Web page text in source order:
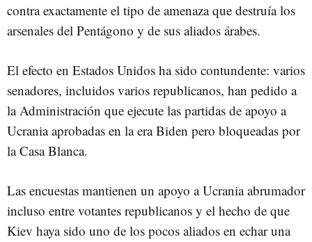
contra exactamente el tipo de amenaza que destruía los
arsenales del Pentágono y de sus aliados árabes.
El efecto en Estados Unidos ha sido contundente: varios
senadores, incluidos varios republicanos, han pedido a
la Administración que ejecute las partidas de apoyo a
Ucrania aprobadas en la era Biden pero bloqueadas por
la Casa Blanca.
Las encuestas mantienen un apoyo a Ucrania abrumador
incluso entre votantes republicanos y el hecho de que
Kiev haya sido uno de los pocos aliados en echar una